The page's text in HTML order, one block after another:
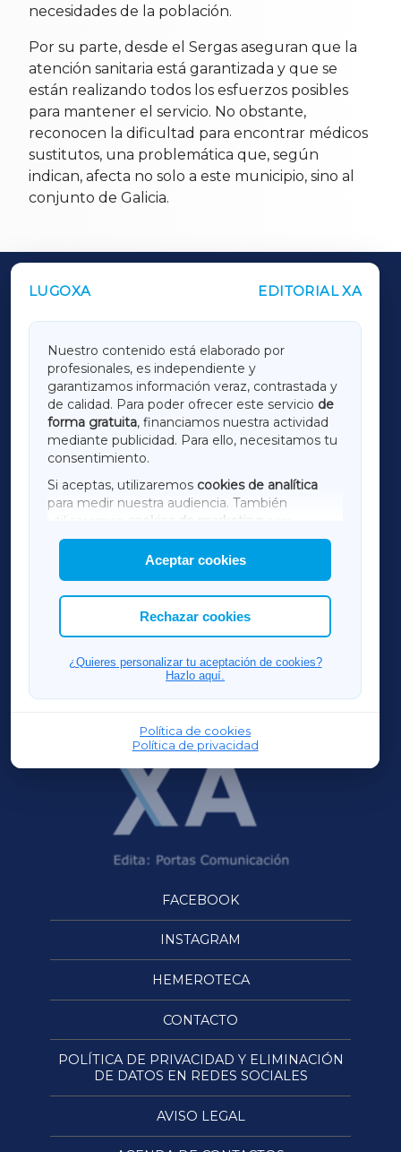
necesidades de la población.
Por su parte, desde el Sergas aseguran que la
atención sanitaria está garantizada y que se
están realizando todos los esfuerzos posibles
para mantener el servicio. No obstante,
reconocen la dificultad para encontrar médicos
sustitutos, una problemática que, según
indican, afecta no solo a este municipio, sino al
conjunto de Galicia.
LUGOXA EDITORIAL XA
Nuestro contenido está elaborado por
profesionales, es independiente y
garantizamos información veraz, contrastada y
de calidad. Para poder ofrecer este servicio de
forma gratuita, financiamos nuestra actividad
mediante publicidad. Para ello, necesitamos tu
consentimiento.
Si aceptas, utilizaremos cookies de analítica
para medir nuestra audiencia. También
utilizaremos
cookies de marketing
mostrar publicidad de terceros.
Asimismo, puedes personalizar la elección de
las cookies que deseas permitir.
Aceptar cookies
Rechazar cookies
¿Quieres personalizar tu aceptación de cookies?
Hazlo aquí.
Política de cookies
Política de privacidad
OUTROS PERIÓDICOS
LUGOXA
TERRACHAXA
AMARIÑAXA
RIBEIRASACRAXA
ACORUÑAXA
FERROLXA
OURENSEXA
FACEBOOK
INSTAGRAM
HEMEROTECA
CONTACTO
POLÍTICA DE PRIVACIDAD Y ELIMINACIÓN
DE DATOS EN REDES SOCIALES
AVISO LEGAL